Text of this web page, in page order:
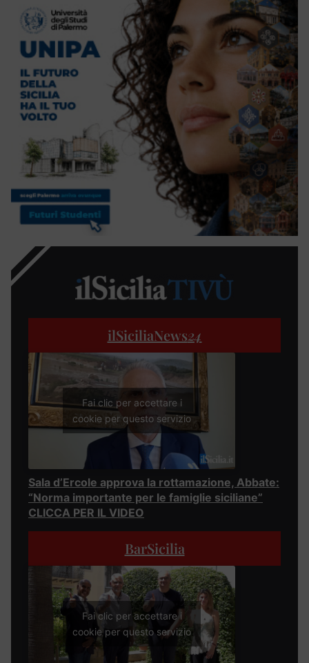
ilSiciliaNews24
Fai clic per accettare i
cookie per questo servizio
Sala d’Ercole approva la rottamazione, Abbate:
“Norma importante per le famiglie siciliane”
CLICCA PER IL VIDEO
BarSicilia
Fai clic per accettare i
cookie per questo servizio